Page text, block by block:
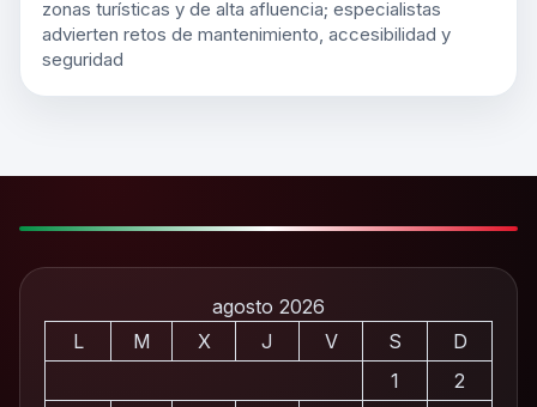
zonas turísticas y de alta afluencia; especialistas
advierten retos de mantenimiento, accesibilidad y
seguridad
agosto 2026
L
M X J V S
D
1
2